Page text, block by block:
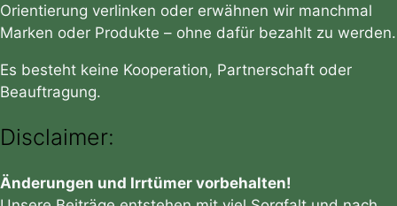
Orientierung verlinken oder erwähnen wir manchmal
Marken oder Produkte – ohne dafür bezahlt zu werden.
Es besteht keine Kooperation, Partnerschaft oder
Beauftragung.
Disclaimer:
Änderungen und Irrtümer vorbehalten!